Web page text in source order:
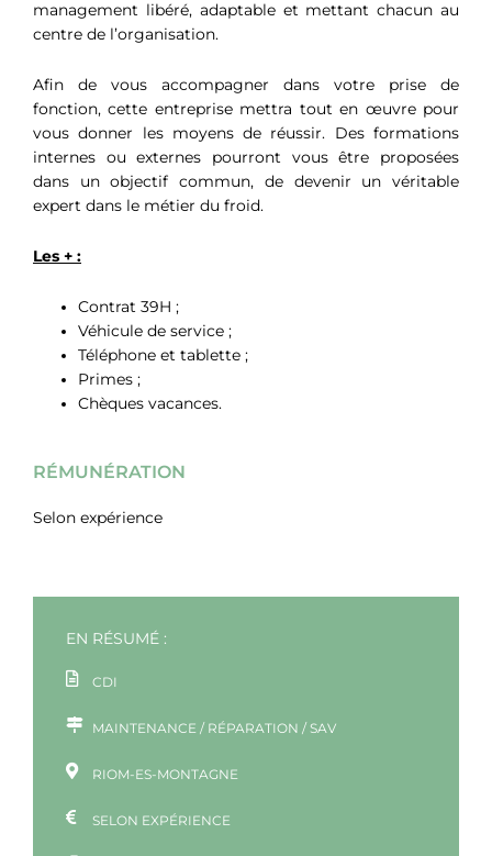
management libéré, adaptable et mettant chacun au
centre de l’organisation.
Afin de vous accompagner dans votre prise de
fonction, cette entreprise mettra tout en œuvre pour
vous donner les moyens de réussir. Des formations
internes ou externes pourront vous être proposées
dans un objectif commun, de devenir un véritable
expert dans le métier du froid.
Les + :
Contrat 39H ;
Véhicule de service ;
Téléphone et tablette ;
Primes ;
Chèques vacances.
RÉMUNÉRATION
Selon expérience
EN RÉSUMÉ :
CDI
MAINTENANCE / RÉPARATION / SAV
RIOM-ES-MONTAGNE
SELON EXPÉRIENCE